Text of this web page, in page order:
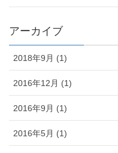
アーカイブ
2018年9月 (1)
2016年12月 (1)
2016年9月 (1)
2016年5月 (1)